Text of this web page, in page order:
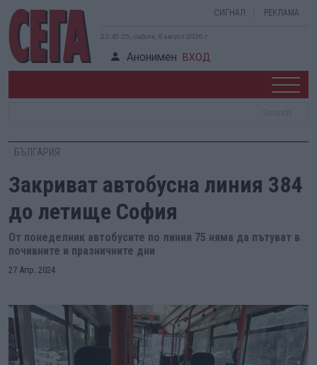
СИГНАЛ РЕКЛАМА
23:45:25, събота, 8 август 2026 г.
Анонимен ВХОД
БЪЛГАРИЯ
Закриват автобусна линия 384
до летище София
От понеделник автобусите по линия 75 няма да пътуват в
почивните и празничните дни
27 Апр. 2024